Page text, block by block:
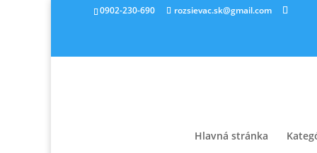
0902-230-690 rozsievac.sk@gmail.com
Hlavná stránka